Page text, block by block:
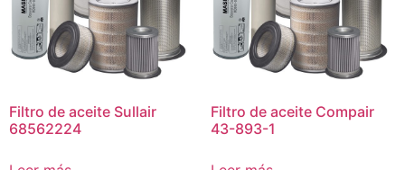
Filtro de aceite Sullair
68562224
Filtro de aceite Compair
43-893-1